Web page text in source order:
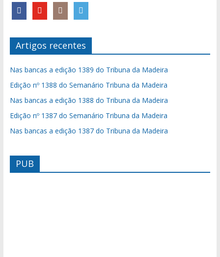
Artigos recentes
Nas bancas a edição 1389 do Tribuna da Madeira
Edição nº 1388 do Semanário Tribuna da Madeira
Nas bancas a edição 1388 do Tribuna da Madeira
Edição nº 1387 do Semanário Tribuna da Madeira
Nas bancas a edição 1387 do Tribuna da Madeira
PUB